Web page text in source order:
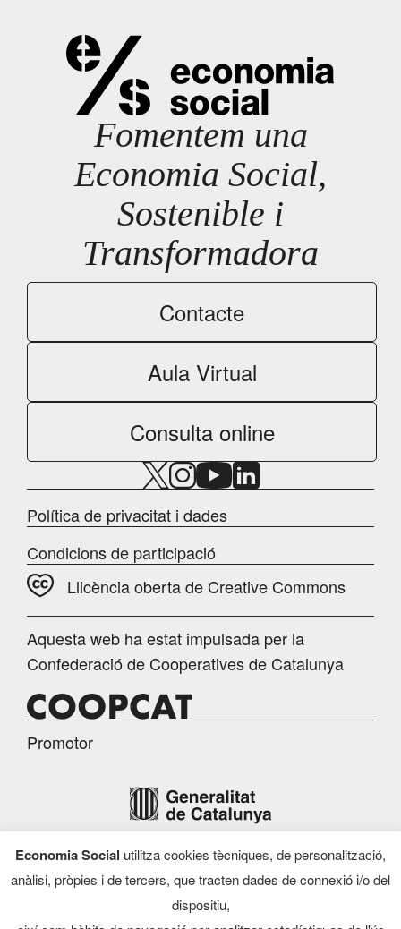
Fomentem una
Economia Social,
Sostenible i
Transformadora
Contacte
Aula Virtual
Consulta online
Política de privacitat i dades
Condicions de participació
Llicència oberta de Creative Commons
Aquesta web ha estat impulsada per la
Confederació de Cooperatives de Catalunya
Promotor
Finançament
Economia Social utilitza cookies tècniques, de personalització,
anàlisi, pròpies i de tercers, que tracten dades de connexió i/o del
dispositiu,